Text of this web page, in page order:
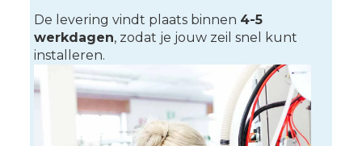
De levering vindt plaats binnen 4-5
werkdagen, zodat je jouw zeil snel kunt
installeren.